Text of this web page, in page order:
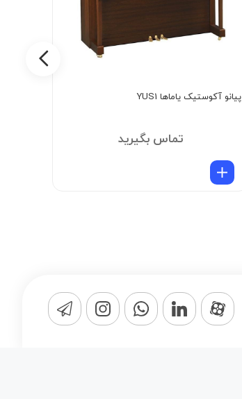
پیانو آکوستیک یاماها YUS1
تماس بگیرید